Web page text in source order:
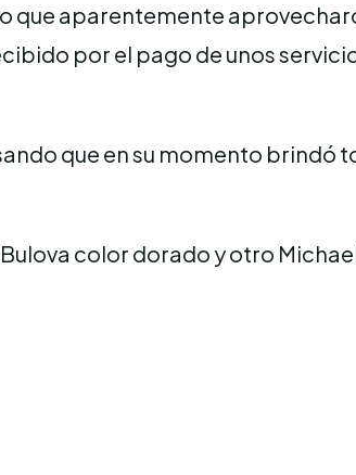
que aparentemente
por el pago de unos
que en su momento brindó
color dorado y otro